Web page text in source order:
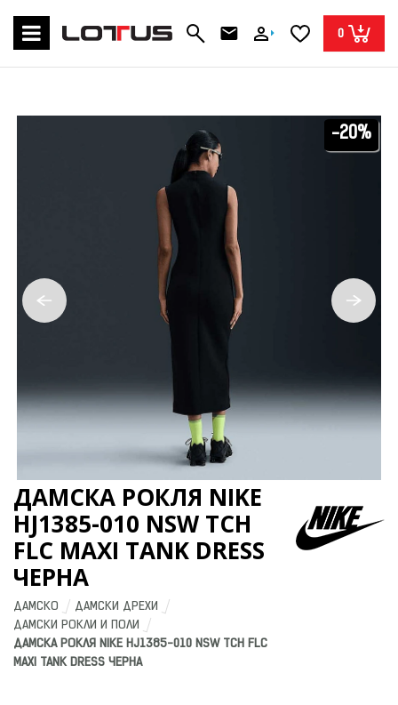
0
-20%
ДАМСКА РОКЛЯ NIKE
HJ1385-010 NSW TCH
FLC MAXI TANK DRESS
ЧЕРНА
ДАМСКО
ДАМСКИ ДРЕХИ
ДАМСКИ РОКЛИ И ПОЛИ
ДАМСКА РОКЛЯ NIKE HJ1385-010 NSW TCH FLC
MAXI TANK DRESS ЧЕРНА